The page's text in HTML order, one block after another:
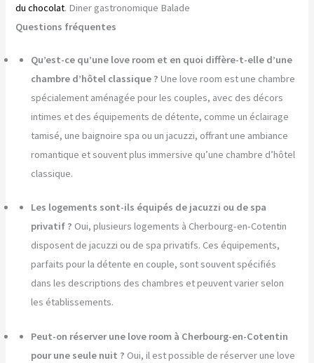
du chocolat. Diner gastronomique Balade
Questions fréquentes
Qu’est-ce qu’une love room et en quoi diffère-t-elle d’une
chambre d’hôtel classique ? Une love room est une chambre
spécialement aménagée pour les couples, avec des décors
intimes et des équipements de détente, comme un éclairage
tamisé, une baignoire spa ou un jacuzzi, offrant une ambiance
romantique et souvent plus immersive qu’une chambre d’hôtel
classique.
Les logements sont-ils équipés de jacuzzi ou de spa
privatif ? Oui, plusieurs logements à Cherbourg-en-Cotentin
disposent de jacuzzi ou de spa privatifs. Ces équipements,
parfaits pour la détente en couple, sont souvent spécifiés
dans les descriptions des chambres et peuvent varier selon
les établissements.
Peut-on réserver une love room à Cherbourg-en-Cotentin
pour une seule nuit ? Oui, il est possible de réserver une love